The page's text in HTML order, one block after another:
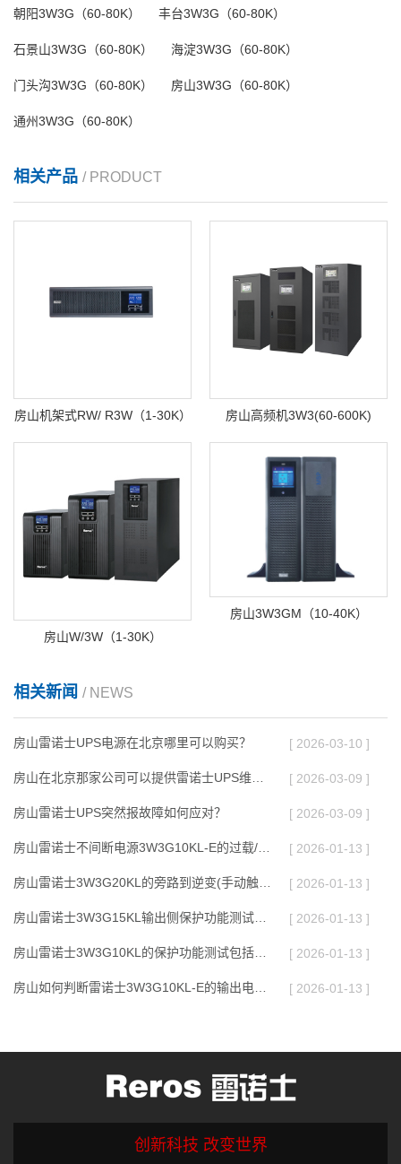
朝阳3W3G（60-80K） 丰台3W3G（60-80K）
石景山3W3G（60-80K） 海淀3W3G（60-80K）
门头沟3W3G（60-80K） 房山3W3G（60-80K）
通州3W3G（60-80K）
相关产品 / PRODUCT
房山机架式RW/ R3W（1-30K） 房山高频机3W3(60-600K)
房山W/3W（1-30K）
房山3W3GM（10-40K）
相关新闻 / NEWS
房山雷诺士UPS电源在北京哪里可以购买？ [ 2026-03-10 ]
[ 2026-03-09 ]
房山雷诺士UPS突然报故障如何应对？ [ 2026-03-09 ]
[ 2026-01-13 ]
[ 2026-01-13 ]
[ 2026-01-13 ]
[ 2026-01-13 ]
[ 2026-01-13 ]
创新科技 改变世界